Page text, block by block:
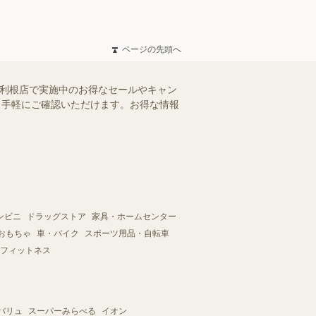
ページの先頭へ
根店で実施中のお得なセールやキャン
軽にご確認いただけます。お得な情報
ビニ ドラッグストア
家具・ホームセンター
もちゃ 車・バイク
スポーツ用品・自転車
ィットネス
リュ スーパーみらべる イオン